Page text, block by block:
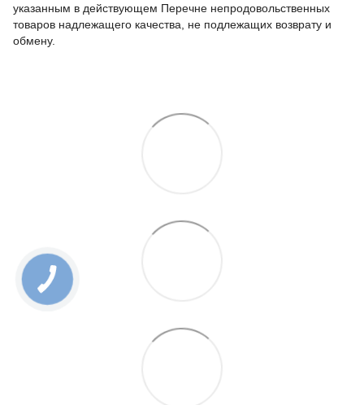
указанным в действующем Перечне непродовольственных
товаров надлежащего качества, не подлежащих возврату и
обмену.